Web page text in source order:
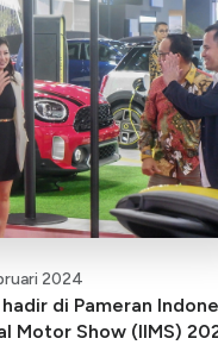
2024
di Pameran
Motor Show (IIMS)